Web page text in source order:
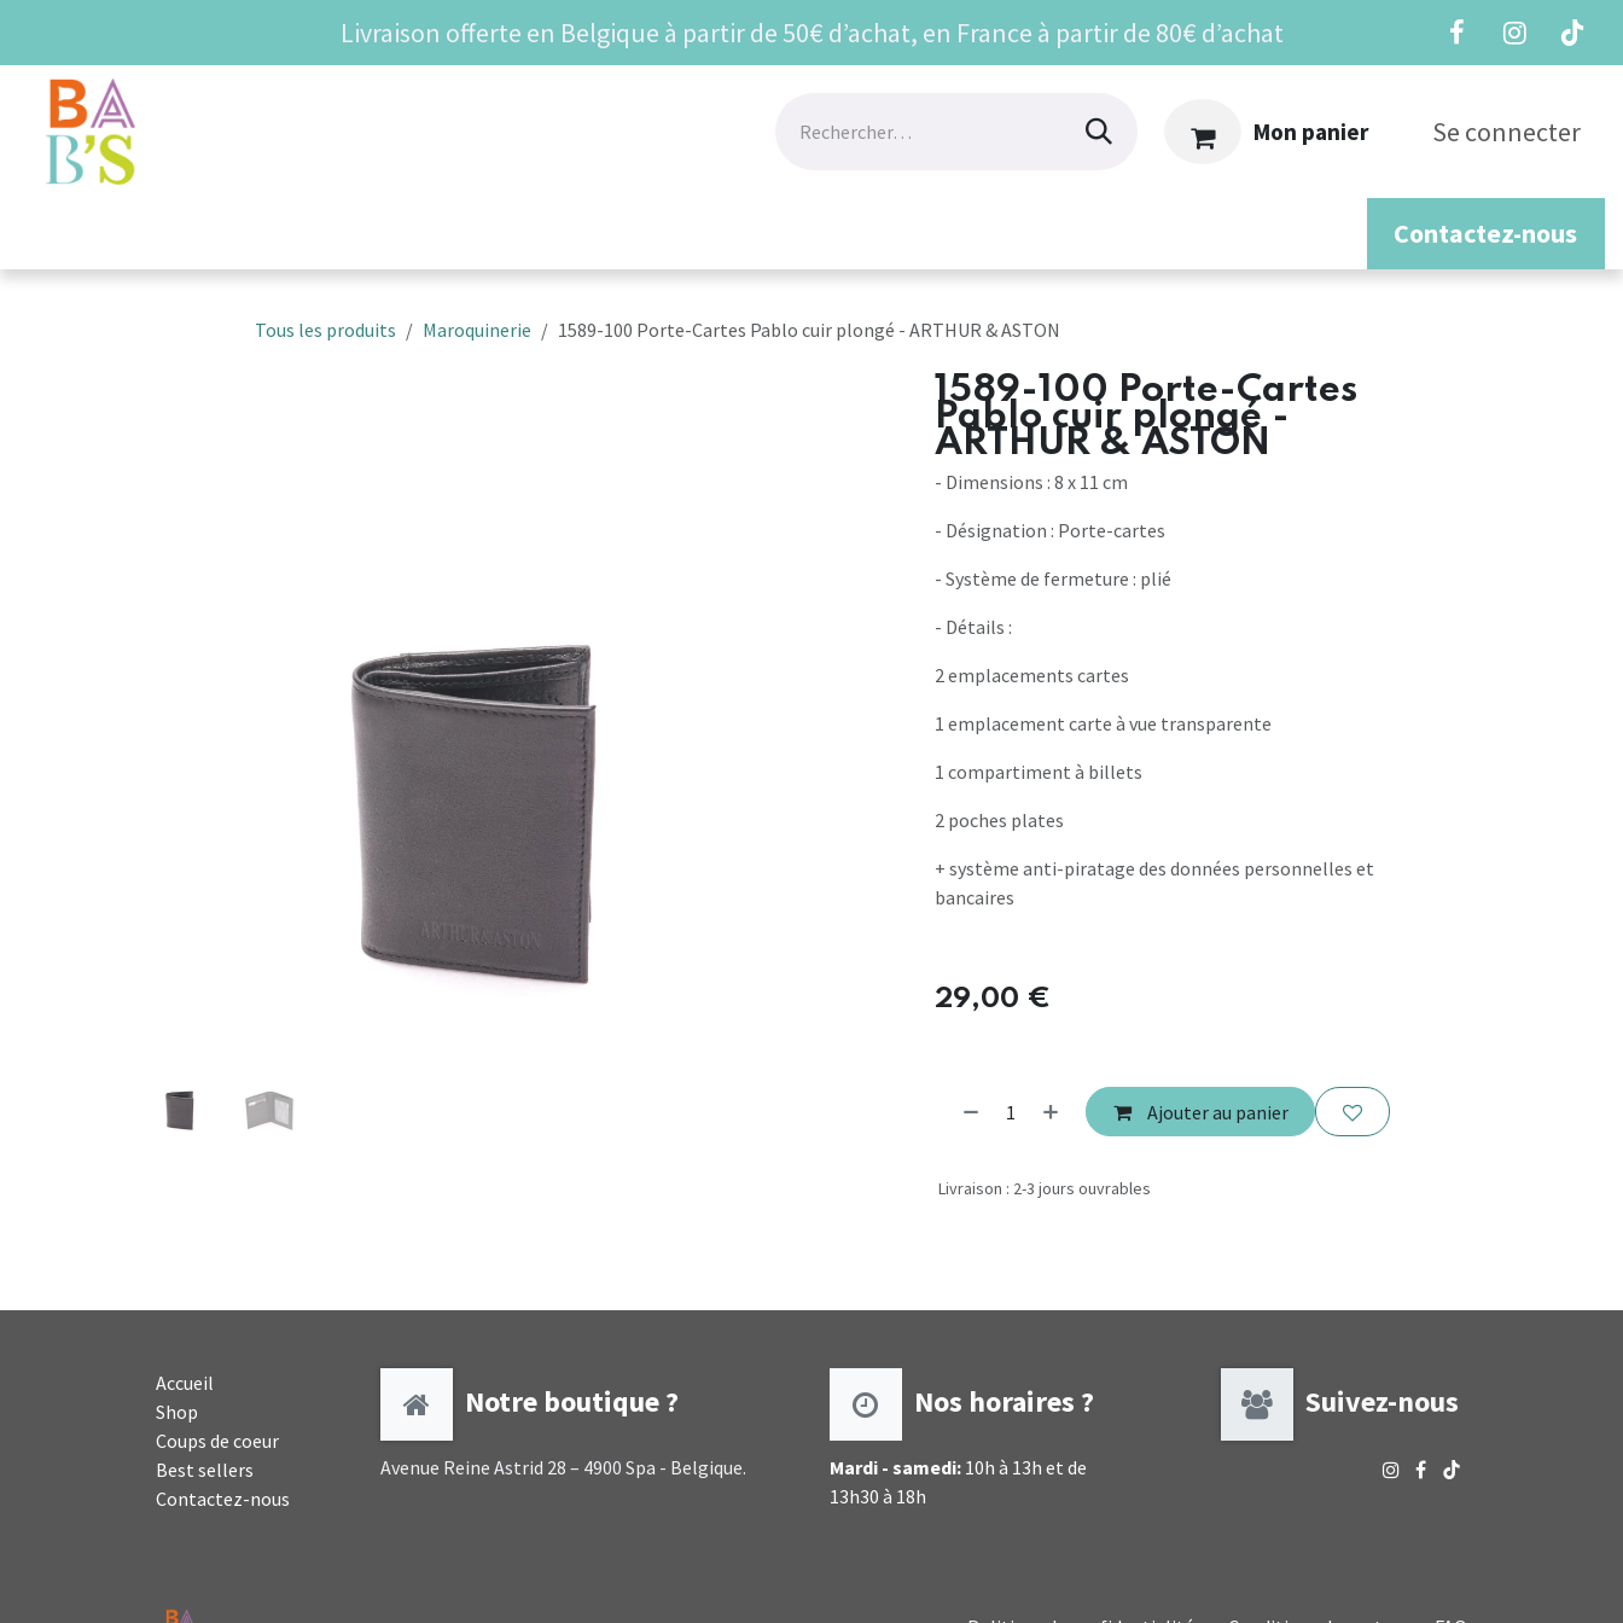
Livraison offerte en Belgique à partir de 50€ d’achat, en France à partir de 80€ d’achat
Mon panier Se connecter
Contactez-nous
Tous les produits Maroquinerie 1589-100 Porte-Cartes Pablo cuir plongé - ARTHUR & ASTON
1589-100 Porte-Cartes
Pablo cuir plongé -
ARTHUR & ASTON
- Dimensions : 8 x 11 cm
- Désignation : Porte-cartes
- Système de fermeture : plié
- Détails :
2 emplacements cartes
1 emplacement carte à vue transparente
1 compartiment à billets
2 poches plates
+ système anti-piratage des données personnelles et
bancaires
29,00 €
Ajouter au panier
Livraison : 2-3 jours ouvrables
Accueil
Shop
Coups de coeur
Best sellers
Contactez-nous
Notre boutique ?
Avenue Reine Astrid 28 – 4900 Spa - Belgique.
Nos horaires ?
Mardi - samedi:10h à 13h et de
13h30 à 18h
Suivez-nous